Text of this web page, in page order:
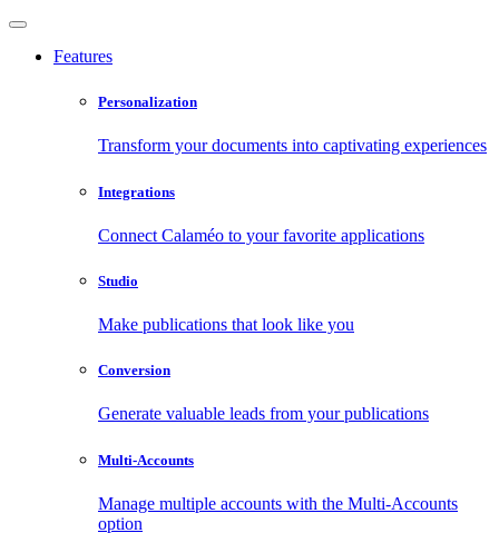
Features
Personalization
Transform your documents into captivating experiences
Integrations
Connect Calaméo to your favorite applications
Studio
Make publications that look like you
Conversion
Generate valuable leads from your publications
Multi-Accounts
Manage multiple accounts with the Multi-Accounts
option